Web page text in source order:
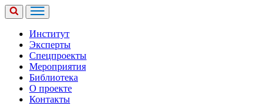
Институт
Эксперты
Спецпроекты
Мероприятия
Библиотека
О проекте
Контакты